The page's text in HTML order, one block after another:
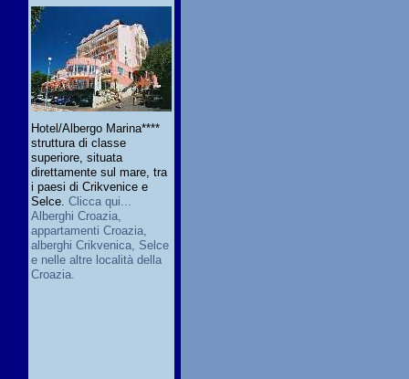
Hotel/Albergo Marina****
struttura di classe
superiore, situata
direttamente sul mare, tra
i paesi di Crikvenice e
Selce. Clicca qui...
Alberghi Croazia,
appartamenti Croazia,
alberghi Crikvenica, Selce
e nelle altre località della
Croazia.